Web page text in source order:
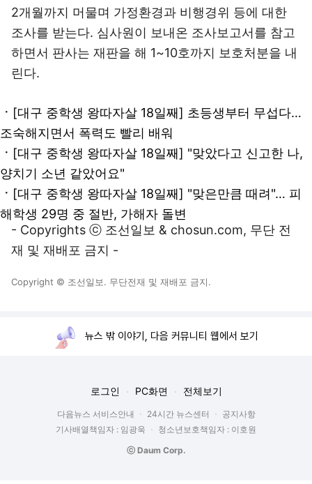
2개월까지 머물며 가정환경과 비행경위 등에 대한
조사를 받는다. 심사원이 보내온 조사보고서를 참고
하면서 판사는 재판을 해 1~10호까지 보호처분을 내
린다.
ㆍ [대구 중학생 왕따자살 18일째] 초등생부터 무섭다…
조숙해지면서 폭력도 빨리 배워
ㆍ [대구 중학생 왕따자살 18일째] "맞았다고 신고한 나,
양치기 소년 같았어요"
ㆍ [대구 중학생 왕따자살 18일째] "맞은만큼 때려"… 피
해학생 29명 중 절반, 가해자 돌변
- Copyrights ⓒ 조선일보 & chosun.com, 무단 전
재 및 재배포 금지 -
Copyright © 조선일보. 무단전재 및 재배포 금지.
뉴스 밖 이야기, 다음 커뮤니티 웹에서 보기
로그인 PC화면 전체보기
다음뉴스 서비스안내 24시간 뉴스센터
공지사항
기사배열책임자 : 임광욱
청소년보호책임자 : 이호원
ⓒ Daum Corp.